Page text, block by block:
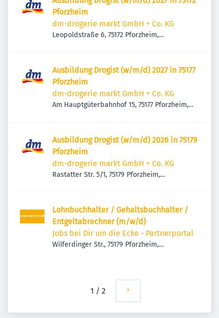
Pforzheim
dm-drogerie markt GmbH + Co. KG
Leopoldstraße 6, 75172 Pforzheim,
Ausbildung Drogist (w/m/d) 2027 in 75177
Pforzheim
dm-drogerie markt GmbH + Co. KG
Am Hauptgüterbahnhof 15, 75177 Pforzheim,
Ausbildung Drogist (w/m/d) 2026 in 75179
Pforzheim
dm-drogerie markt GmbH + Co. KG
Rastatter Str. 5/1, 75179 Pforzheim,
Lohnbuchhalter / Gehaltsbuchhalter /
Entgeltabrechner (m/w/d)
Jobs bei Dir um die Ecke - Partnerportal
Wilferdinger Str., 75179 Pforzheim,
1 / 2